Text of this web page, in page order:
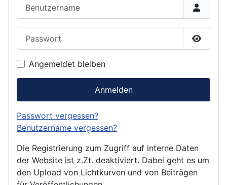
Angemeldet bleiben
Anmelden
Passwort vergessen?
Benutzername vergessen?
Die Registrierung zum Zugriff auf interne Daten
der Website ist z.Zt. deaktiviert. Dabei geht es um
den Upload von Lichtkurven und von Beiträgen